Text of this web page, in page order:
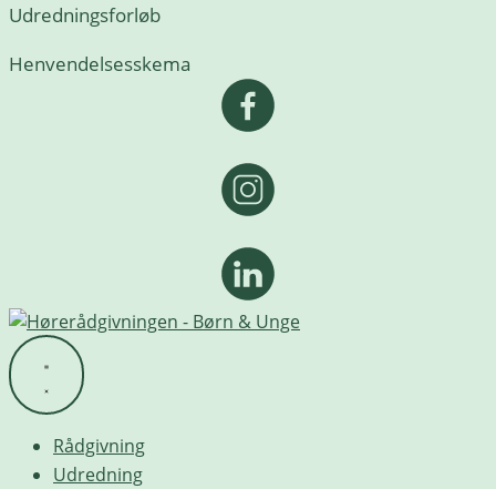
Udredningsforløb
Henvendelsesskema
Rådgivning
Udredning